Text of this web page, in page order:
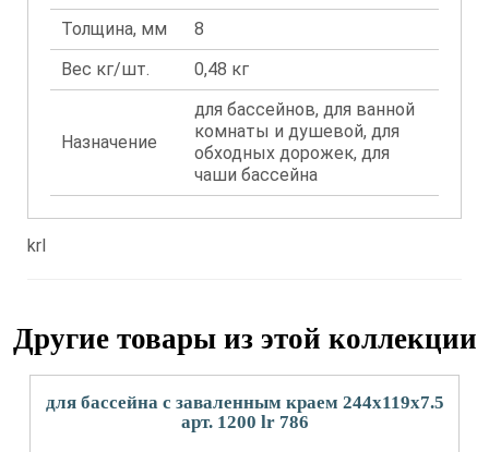
Толщина, мм
8
Вес кг/шт.
0,48 кг
Назначение
для бассейнов, для ванной
комнаты и душевой, для
обходных дорожек, для
чаши бассейна
krl
Другие товары из этой коллекции
для бассейна с заваленным краем 244x119x7.5
арт. 1200 lr 786